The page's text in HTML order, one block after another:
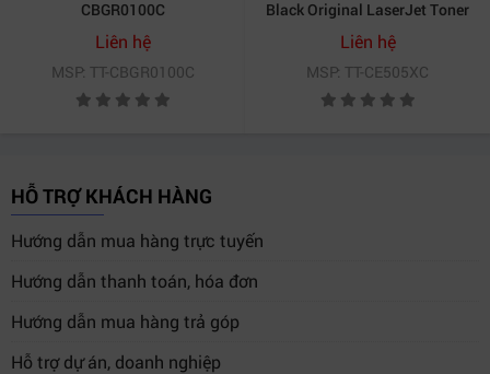
CBGR0100C
Liên hệ
MSP: TT-CBGR0100C
Black Original LaserJet Toner
Cartridge - CE505XC
Liên hệ
MSP: TT-CE505XC
HỖ TRỢ KHÁCH HÀNG
Hướng dẫn mua hàng trực tuyến
Hướng dẫn thanh toán, hóa đơn
Hướng dẫn mua hàng trả góp
Hỗ trợ dự án, doanh nghiệp